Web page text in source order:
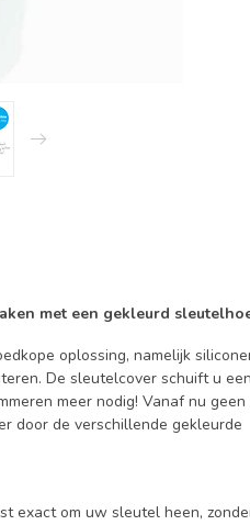
met een gekleurd
oplossing, namelijk
De sleutelcover schuift u
meer nodig! Vanaf nu geen
door de verschillende gekleurde
exact om uw sleutel heen,